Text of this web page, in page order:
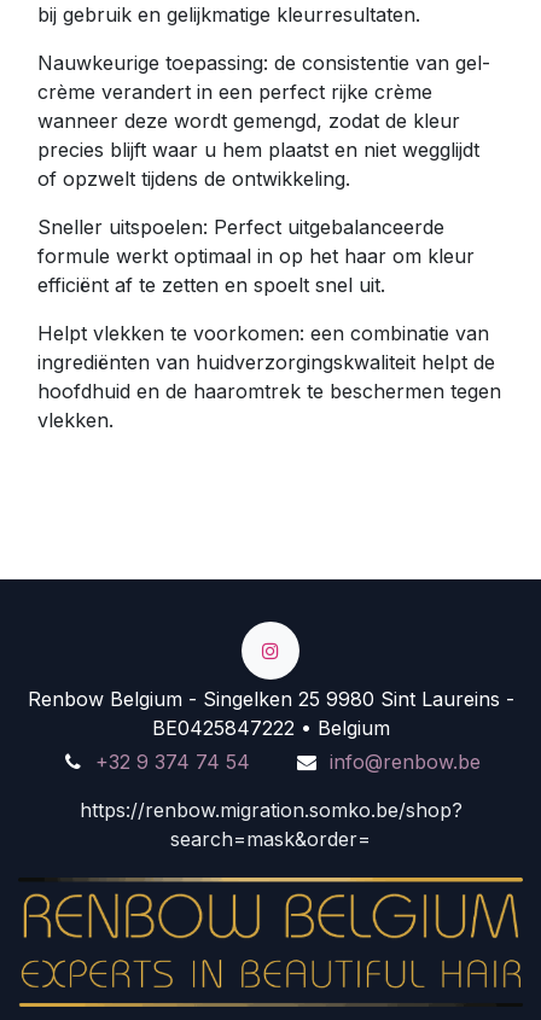
bij gebruik en gelijkmatige kleurresultaten.
Nauwkeurige toepassing: de consistentie van gel-
crème verandert in een perfect rijke crème
wanneer deze wordt gemengd, zodat de kleur
precies blijft waar u hem plaatst en niet wegglijdt
of opzwelt tijdens de ontwikkeling.
Sneller uitspoelen: Perfect uitgebalanceerde
formule werkt optimaal in op het haar om kleur
efficiënt af te zetten en spoelt snel uit.
Helpt vlekken te voorkomen: een combinatie van
ingrediënten van huidverzorgingskwaliteit helpt de
hoofdhuid en de haaromtrek te beschermen tegen
vlekken.
Renbow Belgium - Singelken 25 9980 Sint Laureins -
BE0425847222 • Belgium
+32 9 374 74 54
info@renbow.be
https://renbow.migration.somko.be/shop?
search=mask&order=